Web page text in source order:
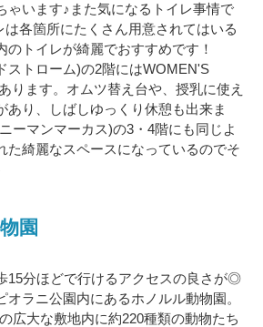
ゃいます♪また気になるトイレ事情で
各箇所にたくさん用意されてはいる
のトイレが綺麗でおすすめです！
ストローム)の2階にはWOMEN'S
ります。オムツ替え台や、授乳に使え
あり、しばしゆっくり休憩も出来ま
ーマンマーカス)の3・4階にも同じよ
た綺麗なスペースになっているのでそ
園
15分ほどで行けるアクセスの良さが◎
オラニ公園内にあるホノルル動物園。
広大な敷地内に約220種類の動物たち